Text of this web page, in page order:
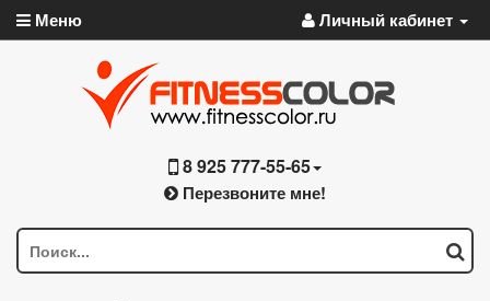
Меню Личный кабинет
8 925 777-55-65
Перезвоните мне!